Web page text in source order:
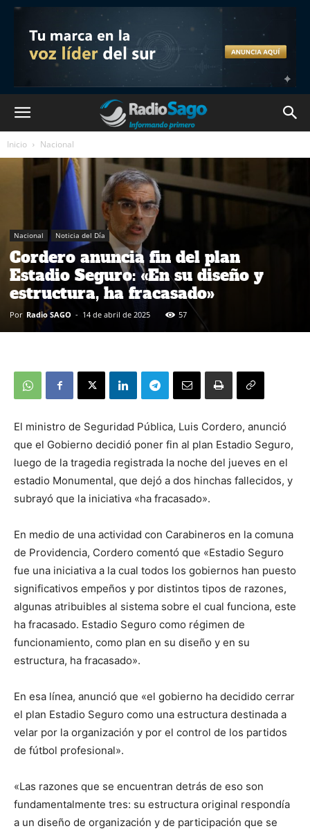
Inicio Nacional
Nacional Noticia del Día
Cordero anuncia fin del plan
Estadio Seguro: «En su diseño y
estructura, ha fracasado»
Por Radio SAGO - 14 de abril de 2025 57
El ministro de Seguridad Pública, Luis Cordero, anunció
que el Gobierno decidió poner fin al plan Estadio Seguro,
luego de la tragedia registrada la noche del jueves en el
estadio Monumental, que dejó a dos hinchas fallecidos, y
subrayó que la iniciativa «ha fracasado».
En medio de una actividad con Carabineros en la comuna
de Providencia, Cordero comentó que «Estadio Seguro
fue una iniciativa a la cual todos los gobiernos han puesto
significativos empeños y por distintos tipos de razones,
algunas atribuibles al sistema sobre el cual funciona, este
ha fracasado. Estadio Seguro como régimen de
funcionamiento, como plan en su diseño y en su
estructura, ha fracasado».
En esa línea, anunció que «el gobierno ha decidido cerrar
el plan Estadio Seguro como una estructura destinada a
velar por la organización y por el control de los partidos
de fútbol profesional».
«Las razones que se encuentran detrás de eso son
fundamentalmente tres: su estructura original respondía
a un diseño de organización y de participación que se